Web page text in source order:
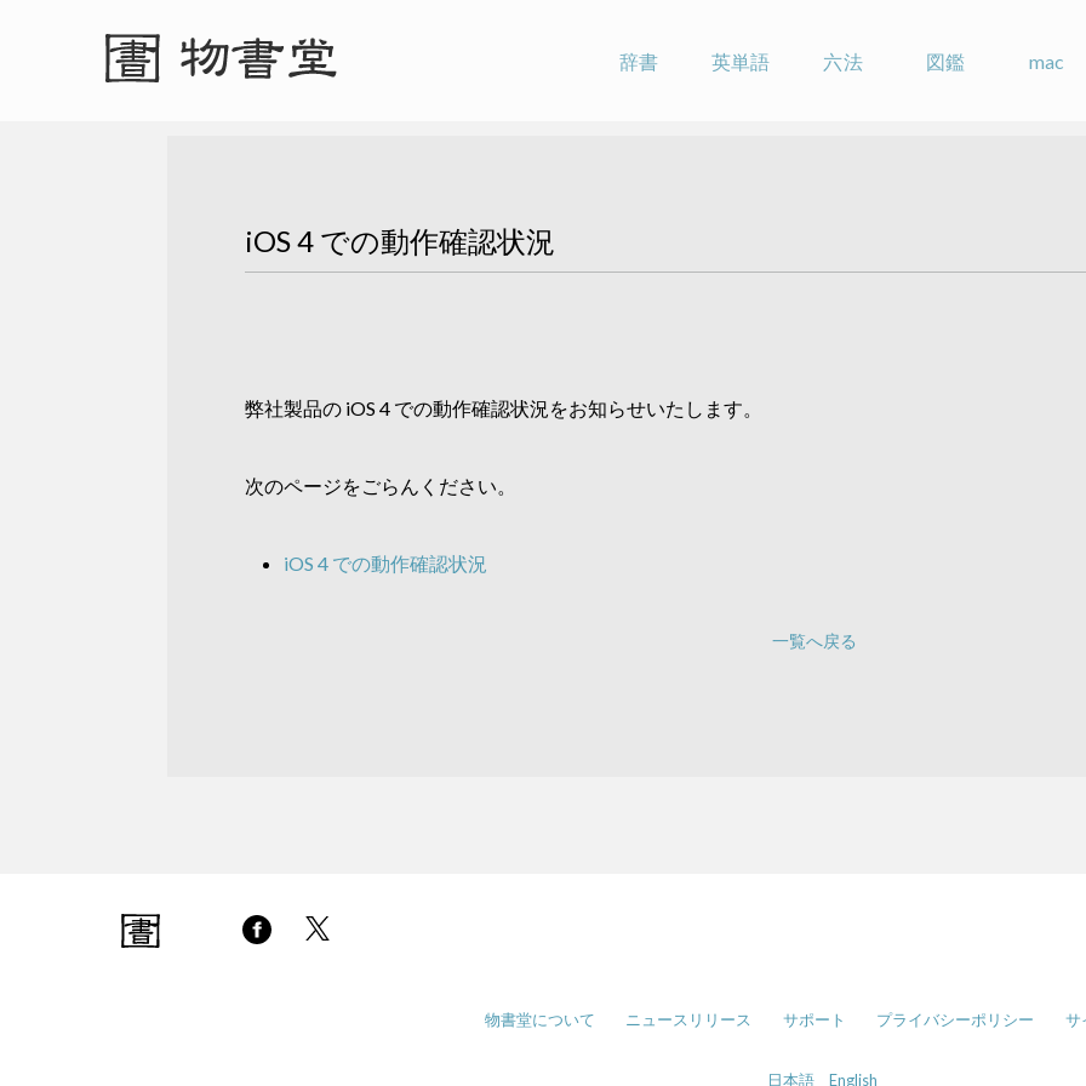
辞書 英単語 六法 図鑑 mac
iOS 4 での動作確認状況
弊社製品の iOS 4 での動作確認状況をお知らせいたします。
次のページをごらんください。
iOS 4 での動作確認状況
一覧へ戻る
物書堂について ニュースリリース サポート プライバシーポリシー サ
日本語 English